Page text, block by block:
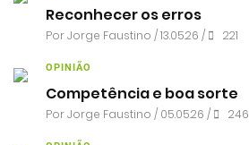
Reconhecer os erros
PorJorge Faustino / 13.05.26 / 221
OPINIÃO
Competência e boa sorte
PorJorge Faustino / 05.05.26 / 246